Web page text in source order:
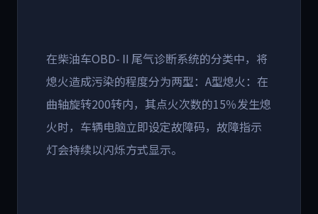
在柴油车OBD- Ⅱ尾气诊断系统的分类中，将
熄火造成污染的程度分为两型： A型熄火：在
曲轴旋转200转内，其点火次数的15％发生熄
火时，车辆电脑立即设定故障码，故障指示
灯会持续以闪烁方式显示。